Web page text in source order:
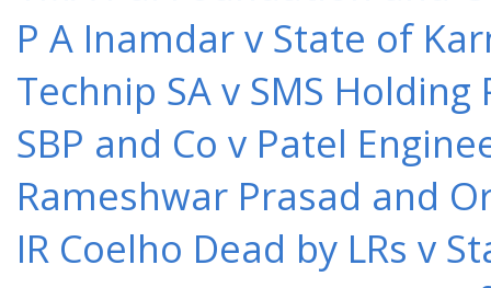
P A Inamdar v State of
Technip SA v SMS
SBP and Co v Patel
Rameshwar Prasad and
IR Coelho Dead by LRs v